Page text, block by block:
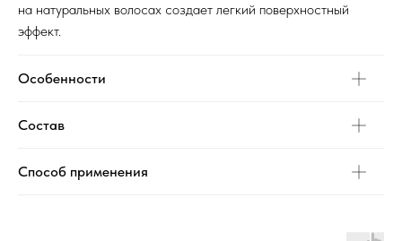
на натуральных волосах создает легкий поверхностный
эффект.
Особенности
Состав
Способ применения